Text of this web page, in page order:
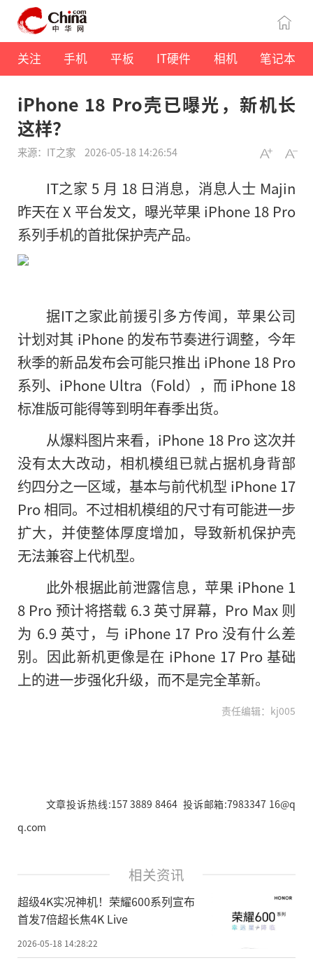
关注 手机 平板 IT硬件 相机 笔记本
iPhone 18 Pro壳已曝光，新机长
这样？
来源：IT之家 2026-05-18 14:26:54
IT之家 5 月 18 日消息，消息人士 Majin
昨天在 X 平台发文，曝光苹果 iPhone 18 Pro
系列手机的首批保护壳产品。
据IT之家此前援引多方传闻，苹果公司
计划对其 iPhone 的发布节奏进行调整，今年
秋季的新品发布会可能只推出 iPhone 18 Pro
系列、iPhone Ultra（Fold），而 iPhone 18
标准版可能得等到明年春季出货。
从爆料图片来看，iPhone 18 Pro 这次并
没有太大改动，相机模组已就占据机身背部
约四分之一区域，基本与前代机型 iPhone 17
Pro 相同。不过相机模组的尺寸有可能进一步
扩大，并使整体厚度增加，导致新机保护壳
无法兼容上代机型。
此外根据此前泄露信息，苹果 iPhone 1
8 Pro 预计将搭载 6.3 英寸屏幕，Pro Max 则
为 6.9 英寸，与 iPhone 17 Pro 没有什么差
别。因此新机更像是在 iPhone 17 Pro 基础
上的进一步强化升级，而不是完全革新。
责任编辑：kj005
文章投诉热线:157 3889 8464 投诉邮箱:7983347 16@q
q.com
相关资讯
超级4K实况神机！荣耀600系列宣布
首发7倍超长焦4K Live
2026-05-18 14:28:22